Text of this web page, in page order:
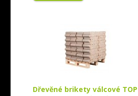
Dřevěné brikety válcové TOP